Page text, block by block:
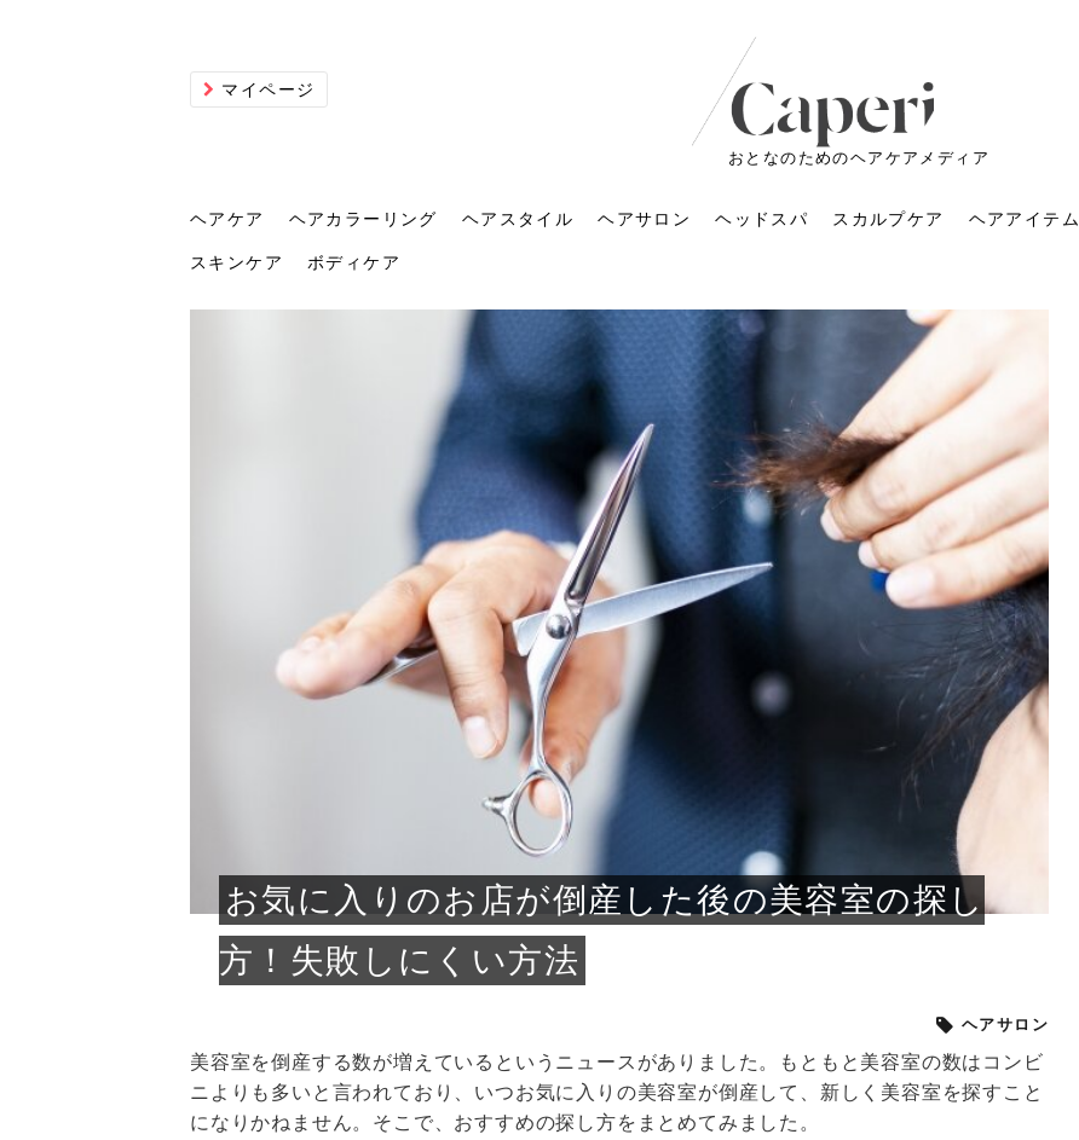
マイページ
おとなのためのヘアケアメディア
ヘアケア
トリートメントの付け方で
仕上がりが変わる｜効かな
い原因...
トリートメントの付け方で仕上がりは
大きく変わります。今回は、毛先中心
の塗り...
メガネ
朝の5分が変わる！寝癖がつ
かない予防方法と時短寝癖
直し...
新生活シーズン、朝の身支度を少しで
も短くしたい人は多いはず。じつは寝
もっと見る
ヘアカラーリング
髪のくすみが気になる人
へ！2026春トレンドの明る
めく...
2026春のトレンドカラーは明るめのく
すみカラーです。ただし、髪がすでに
く...
さくら
ツヤと透明感で垢抜ける！
自然なヘアカラーで作る
「きれい...
職場で浮かない落ち着いたトーンにし
たいけれど、どこか垢抜けた印象にし
もっと見る
ヘアスタイル
2026年のショートウルフ最
新トレンドとは？ナチュラ
ル...
2026年のショートウルフは、ナチュラ
ルでエアリーな仕上がりが今っぽい正
解...
かえで
ルーズウェーブとは？2026
年の注目スタイルと長さ別
2026年はレイヤーカットを使った髪型
のトレンドと重なり、ルーズウェーブ
もっと見る
ヘアサロン
美容室に行くのが恥ずかし
い？髪質の変化に気づいた
時こそ...
しばらく美容室に行けていないし、そ
ろそろ髪型を変えて気分転換したいと
思って...
メガネ
お気に入りのお店が倒産し
た後の美容室の探し方！失
敗しに...
美容室を倒産する数が増えているとい
うニュースがありました。もともと美
もっと見る
ヘッドスパ
ヘッドスパの落とし穴！知
らないと損する真実
ヘッドスパは、頭皮の汚れを落として
血行を促進し、リラックス効果や美髪
効果が...
さろめ
頭皮を刺激してお顔のリフ
トアップ♪毎日こつこつカン
タン小顔☆
毎日のちょっとした習慣で小顔は作れ
る！頭のこりをほぐしてフェイスライ
もっと見る
スカルプケア
髪を育てるには？毎日の洗
い方と生活習慣を見直す基
本ケア
髪をきれいに育てるには高価なアイテ
ムを増やす前に、洗い方や乾かし方、
頭皮の...
さくら
頭皮マッサージで目がぱっ
ちりする理由は？具体的な
やり方...
目元の印象を左右するのは目そのもの
ではなく、頭皮の状態かもしれませ
もっと見る
ヘアアイテム
発酵エキスシャンプーって
何がいいの？無印良品など
のシャ...
スキンケアで人気の発酵成分が、シャ
ンプーにも広がっています。無印良品
などの...
さくら
アイロンが苦手でも大丈
夫！ブラッシング感覚で使
えるヘア...
ヘアアイロンを使うのが苦手、火傷が
怖いと感じている方はいないでしょう
もっと見る
ミニマリストのメイク術｜
少ないアイテムで「自分ら
しい美...
「たくさんのコスメを持っているの
に、実際に使っているのはいつも同じ
ものばか...
あおい
V3ファンデーションは危な
い？針の仕組み・全4種比
較・...
メイクをしている時間も、スキンケア
の時間に変えるという発想から生まれ
もっと見る
針で小顔を目指す！美容鍼
の効果と後悔しない選び方
のポイント
フェイスラインをすっきりさせたいと
いうお悩みを抱えている方はいないで
しょう...
あかり
リンパマッサージと経絡マ
ッサージの違いとは？効果
と、自...
サロンのメニューを見ていると、「リ
ンパマッサージ」の他に「経絡マッサ
もっと見る
化粧ノリが変わる「顔脱
毛」。4つのメリットと、始
める前...
顔の産毛をカミソリで剃って、毛抜き
で抜くなど、日々の自己処理を手間に
感じて...
あおい
子供の脱毛、日焼け肌はN
G？親子で学ぶ、安心・安全
なエ...
「ムダ毛が気になる」とお子さんが悩
んでいる姿を見て、エステ脱毛を検討
もっと見る
2026年運気アップネイルガ
イドを公開！幸運を呼ぶ色
と...
最近、なんとなく運気が停滞している
気がすると悩んでいないでしょうか？
じつは...
あおい
そのネイル、本当に似合っ
てる？指先をきれいに見え
るのは...
SNSや雑誌で見かけた素敵なネイルデ
ザインを、いざ自分の爪に試してみた
もっと見る
スキンケア
急に小じわが増えた？原因
と種類の見分け方＆自宅で
できる...
ふと鏡を見て、急に小じわが増えたと
落ち込んでいないでしょうか？じつは
その原...
あおい
ルルルン ハイドラのどれが
良い？その違いは？PDRN
ルルルン ハイドラシリーズを使いたい
けれど、種類が多くてどれを選べばい
もっと見る
ボディケア
人の手ならではの痩身効
果。オールハンドエステの
魅力と、...
痩身エステと一言で言っても、最新の
機器を使ったものから、昔ながらの手
技によ...
あかり
その医療ダイエット、後悔
しませんか？失敗する人の
医師の管理のもと、科学的根拠に基づ
いて行う「医療ダイエット」は、自己
もっと見る
お気に入りのお店が倒産した後の美容室の探し
方！失敗しにくい方法
ヘアサロン
美容室を倒産する数が増えているというニュースがありました。もともと美容室の数はコンビ
ニよりも多いと言われており、いつお気に入りの美容室が倒産して、新しく美容室を探すこと
になりかねません。そこで、おすすめの探し方をまとめてみました。